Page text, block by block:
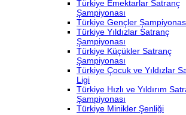
Türkiye Emektarlar Satranç
Şampiyonası
Türkiye Gençler
Türkiye Yıldızlar Satranç
Şampiyonası
Türkiye Küçükler Satranç
Şampiyonası
Türkiye Çocuk ve Yıldızlar
Ligi
Türkiye Hızlı ve Yıldırım
Şampiyonası
Türkiye Minikler Şenliği